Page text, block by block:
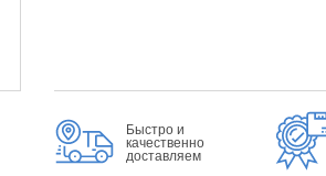
Быстро и
качественно
доставляем